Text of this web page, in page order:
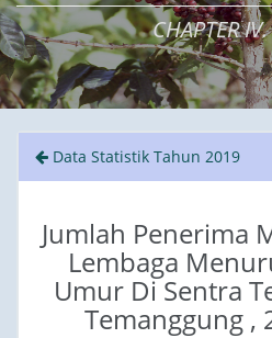
CHAPTER
Data Statistik Tahun 2019
Jumlah Penerima
Lembaga
Umur Di Sentra
Temanggung ,